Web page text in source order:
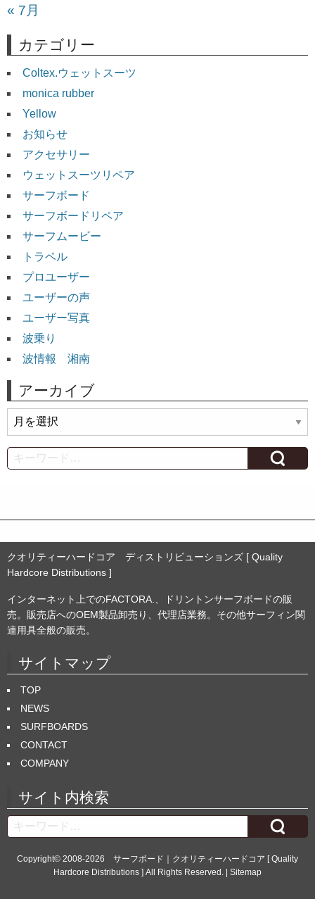
« 7月
カテゴリー
Coltex.ウェットスーツ
monica rubber
Yellow
お知らせ
アクセサリー
ウェットスーツリペア
サーフボード
サーフボードリペア
サーフムービー
トラベル
プロユーザー
ユーザーの声
ユーザー写真
波乗り
波情報 湘南
アーカイブ
ー
カ
イ
Search
クオリティーハードコア ディストリビューションズ [ Quality
Hardcore Distributions ]
インターネット上でのFACTORA.、ドリントンサーフボードの販
売。販売店へのOEM製品卸売り、代理店業務。その他サーフィン関
連用具全般の販売。
サイトマップ
TOP
NEWS
SURFBOARDS
CONTACT
COMPANY
サイト内検索
Search
Copyright© 2008-2026 サーフボード｜クオリティーハードコア [ Quality
Hardcore Distributions ] All Rights Reserved. | Sitemap